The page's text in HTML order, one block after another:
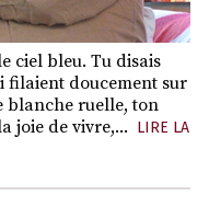
ciel bleu. Tu disais
filaient doucement sur
blanche ruelle, ton
joie de vivre,... LIRE LA